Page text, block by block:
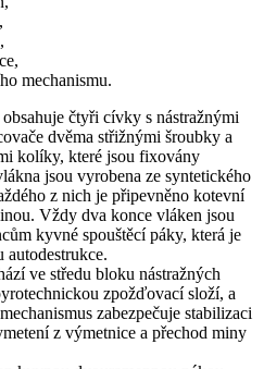
mechanismu.
čtyři cívky s nástražnými
dvěma střižnými šroubky a
kolíky, které jsou fixovány
jsou vyrobena ze syntetického
z nich je připevněno kotevní
Vždy dva konce vláken jsou
kyvné spouštěcí páky, která je
autodestrukce.
ve středu bloku nástražných
zpožďovací složí, a
zabezpečuje stabilizaci
z výmetnice a přechod miny